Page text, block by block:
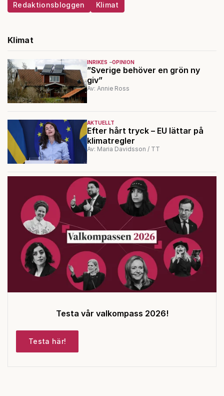
Redaktionsbloggen Klimat
Klimat
INRIKES OPINION
”Sverige behöver en grön ny
giv”
Av: Annie Ross
AKTUELLT
Efter hårt tryck – EU lättar på
klimatregler
Av: Maria Davidsson / TT
Testa vår valkompass 2026!
Testa här!